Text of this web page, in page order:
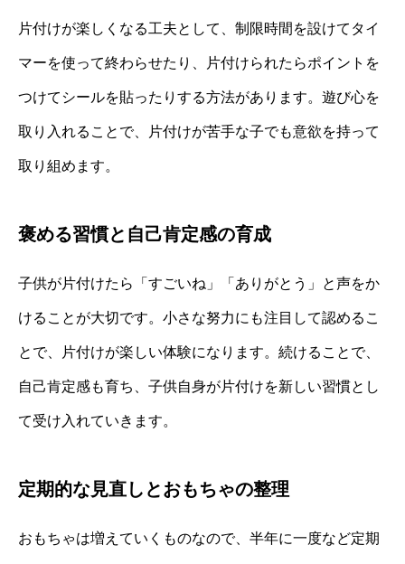
片付けが楽しくなる工夫として、制限時間を設けてタイ
マーを使って終わらせたり、片付けられたらポイントを
つけてシールを貼ったりする方法があります。遊び心を
取り入れることで、片付けが苦手な子でも意欲を持って
取り組めます。
褒める習慣と自己肯定感の育成
子供が片付けたら「すごいね」「ありがとう」と声をか
けることが大切です。小さな努力にも注目して認めるこ
とで、片付けが楽しい体験になります。続けることで、
自己肯定感も育ち、子供自身が片付けを新しい習慣とし
て受け入れていきます。
定期的な見直しとおもちゃの整理
おもちゃは増えていくものなので、半年に一度など定期